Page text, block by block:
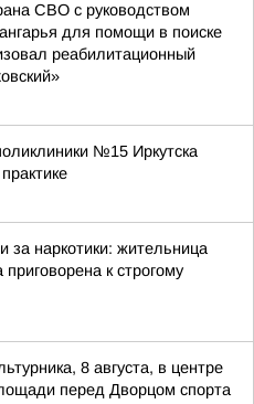
СВО с руководством
для помощи в поиске
реабилитационный
№15 Иркутска
за наркотики: жительница
к строгому
8 августа, в центре
перед Дворцом спорта